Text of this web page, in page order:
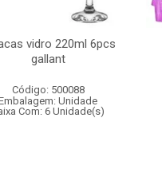
vidro 220ml 6pcs
gallant
Código: 500088
Unidade
Com: 6 Unidade(s)